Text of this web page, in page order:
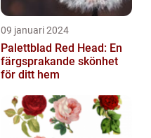
09 januari 2024
Palettblad Red Head: En
färgsprakande skönhet
för ditt hem